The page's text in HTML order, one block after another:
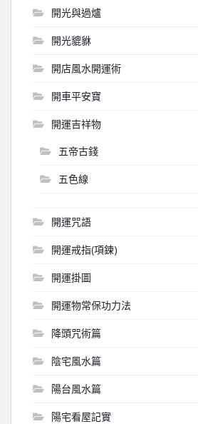
開光與過爐
開光貔貅
開店風水開運術
開車平安寶
開運吉祥物
五帝古錢
五色線
開運咒語
開運戒指(項鍊)
開運掛圖
開運物常保功力法
降頭咒術篇
陰宅風水篇
陽台風水篇
陽宅看屋記實